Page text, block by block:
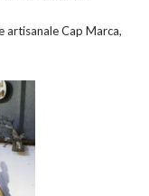
artisanale Cap Marca,